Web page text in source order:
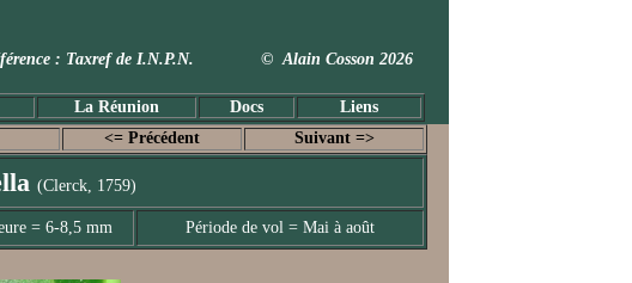
: Taxref de I.N.P.N. © Alain Cosson 2026
La Réunion Docs Liens
<= Précédent Suivant =>
(Clerck, 1759)
= 6-8,5 mm Période de vol = Mai à août